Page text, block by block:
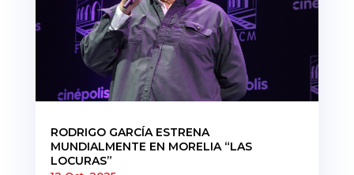
RODRIGO GARCÍA ESTRENA
MUNDIALMENTE EN MORELIA “LAS
LOCURAS”